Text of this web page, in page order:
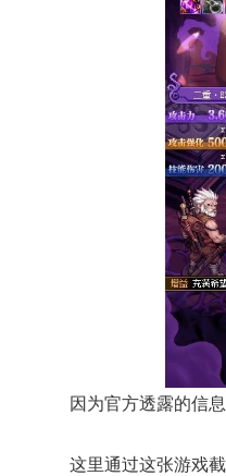
因为官方透露的信
这里通过这张游戏